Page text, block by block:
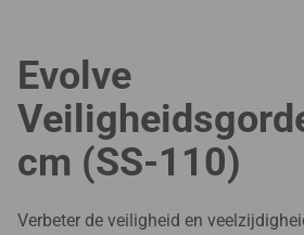
Evolve
cm (SS-110)
Verbeter de veiligheid en